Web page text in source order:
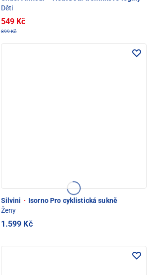
Děti
549 Kč
899 Kč
Silvini · Isorno Pro cyklistická sukně
Ženy
1.599 Kč